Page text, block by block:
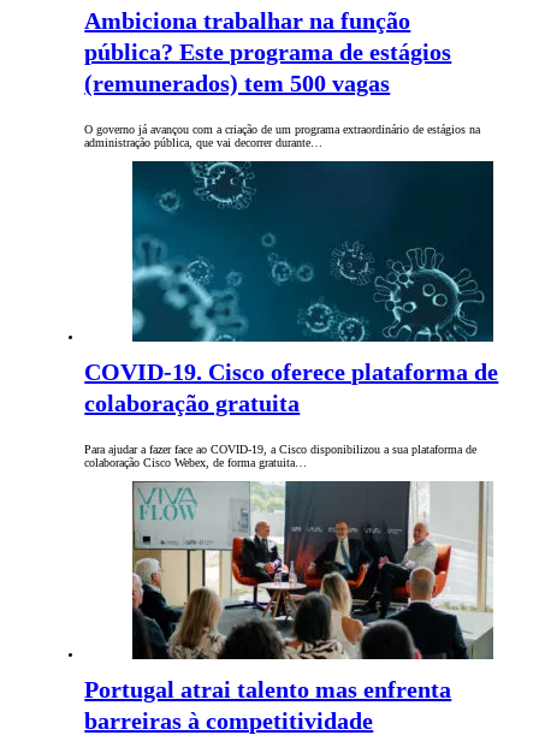
Ambiciona trabalhar na função
pública? Este programa de estágios
(remunerados) tem 500 vagas
O governo já avançou com a criação de um programa extraordinário de estágios na
administração pública, que vai decorrer durante…
COVID-19. Cisco oferece plataforma de
colaboração gratuita
Para ajudar a fazer face ao COVID-19, a Cisco disponibilizou a sua plataforma de
colaboração Cisco Webex, de forma gratuita…
Portugal atrai talento mas enfrenta
barreiras à competitividade